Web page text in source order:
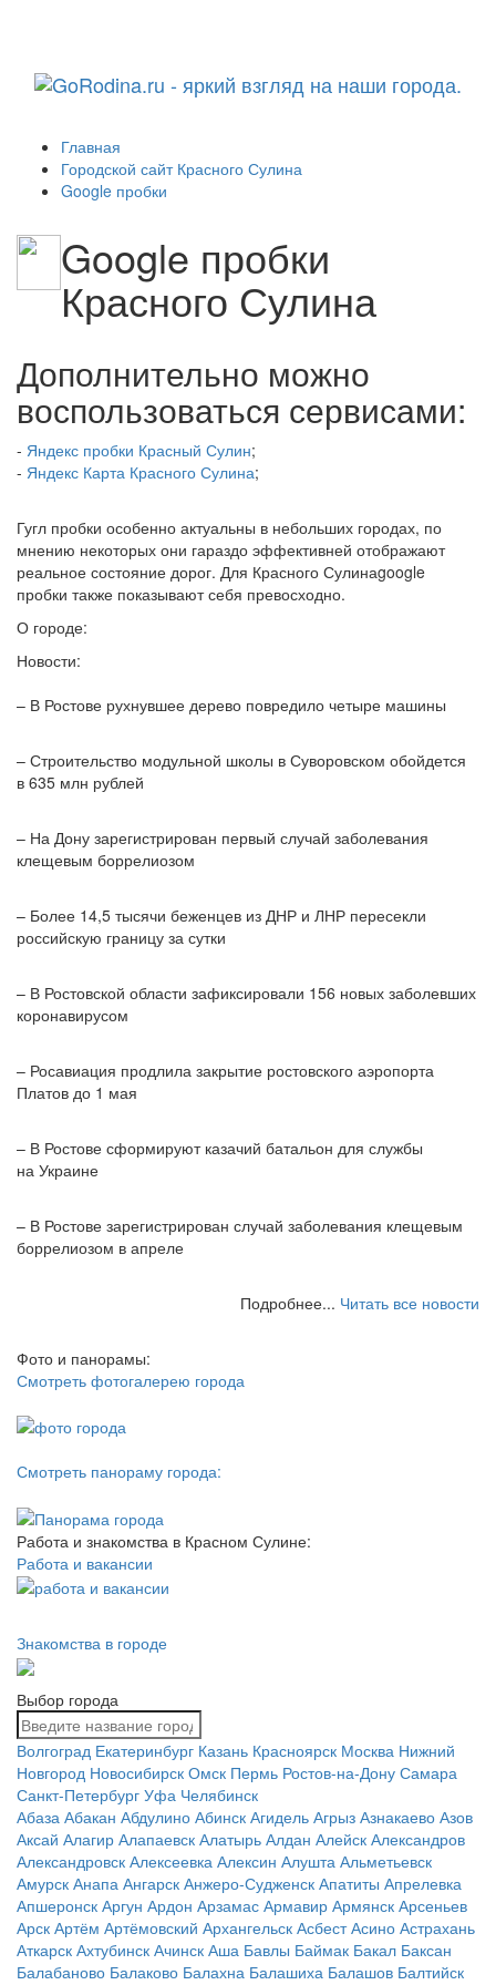
Главная
Городской сайт Красного Сулина
Google пробки
Google пробки
Красного Сулина
Дополнительно можно
воспользоваться сервисами:
- Яндекс пробки Красный Сулин;
- Яндекс Карта Красного Сулина;
Гугл пробки особенно актуальны в небольших городах, по
мнению некоторых они гараздо эффективней отображают
реальное состояние дорог. Для Красного Сулинаgoogle
пробки также показывают себя превосходно.
О городе:
Новости:
– В Ростове рухнувшее дерево повредило четыре машины
– Строительство модульной школы в Суворовском обойдется
в 635 млн рублей
– На Дону зарегистрирован первый случай заболевания
клещевым боррелиозом
– Более 14,5 тысячи беженцев из ДНР и ЛНР пересекли
российскую границу за сутки
– В Ростовской области зафиксировали 156 новых заболевших
коронавирусом
– Росавиация продлила закрытие ростовского аэропорта
Платов до 1 мая
– В Ростове сформируют казачий батальон для службы
на Украине
– В Ростове зарегистрирован случай заболевания клещевым
боррелиозом в апреле
Подробнее... Читать все новости
Фото и панорамы:
Смотреть фотогалерею города
Смотреть панораму города:
Работа и знакомства в Красном Сулине:
Работа и вакансии
Знакомства в городе
Выбор города
Волгоград Екатеринбург Казань Красноярск Москва Нижний
Новгород Новосибирск Омск Пермь Ростов-на-Дону Самара
Санкт-Петербург Уфа Челябинск
Абаза Абакан Абдулино Абинск Агидель Агрыз Азнакаево Азов
Аксай Алагир Алапаевск Алатырь Алдан Алейск Александров
Александровск Алексеевка Алексин Алушта Альметьевск
Амурск Анапа Ангарск Анжеро-Судженск Апатиты Апрелевка
Апшеронск Аргун Ардон Арзамас Армавир Армянск Арсеньев
Арск Артём Артёмовский Архангельск Асбест Асино Астрахань
Аткарск Ахтубинск Ачинск Аша Бавлы Баймак Бакал Баксан
Балабаново Балаково Балахна Балашиха Балашов Балтийск